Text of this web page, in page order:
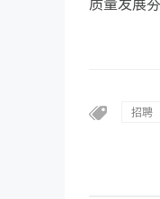
质量发展
招聘